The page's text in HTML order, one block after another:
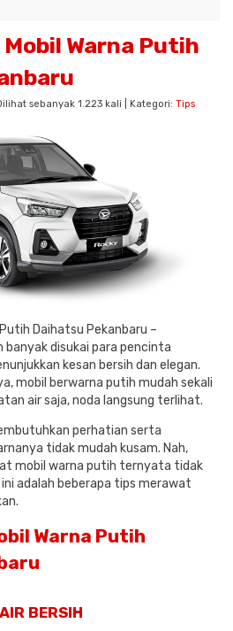
Warna Putih
sebanyak 1.223 kali | Kategori: Tips
Daihatsu Pekanbaru –
banyak disukai para pencinta
kesan bersih dan elegan.
mobil berwarna putih mudah sekali
air saja, noda langsung terlihat.
perhatian serta
tidak mudah kusam. Nah,
mobil warna putih ternyata tidak
adalah beberapa tips merawat
Warna Putih
BERSIH